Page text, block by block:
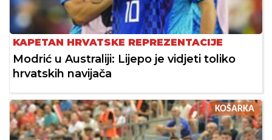
KAPETAN HRVATSKE REPREZENTACIJE
Modrić u Australiji: Lijepo je vidjeti toliko
hrvatskih navijača
KOŠARKA